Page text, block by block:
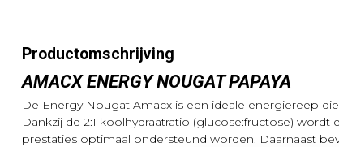
Productomschrijving
AMACX ENERGY NOUGAT PAPAYA
De Energy Nougat Amacx is een ideale energiereep
Dankzij de 2:1 koolhydraatratio (glucose:fructose)
prestaties optimaal ondersteund worden. Daarnaast